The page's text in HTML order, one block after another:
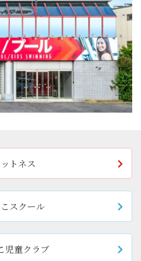
トネス
スクール
児童クラブ